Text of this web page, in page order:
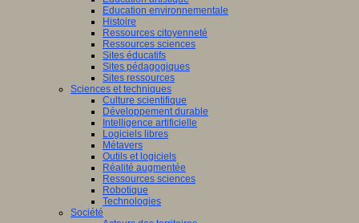
Education environnementale
Histoire
Ressources citoyenneté
Ressources sciences
Sites éducatifs
Sites pédagogiques
Sites ressources
Sciences et techniques
Culture scientifique
Développement durable
Intelligence artificielle
Logiciels libres
Métavers
Outils et logiciels
Réalité augmentée
Ressources sciences
Robotique
Technologies
Société